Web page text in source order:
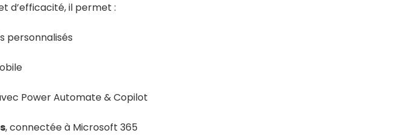
d’efficacité, il permet :
personnalisés
Power Automate & Copilot
, connectée à Microsoft 365